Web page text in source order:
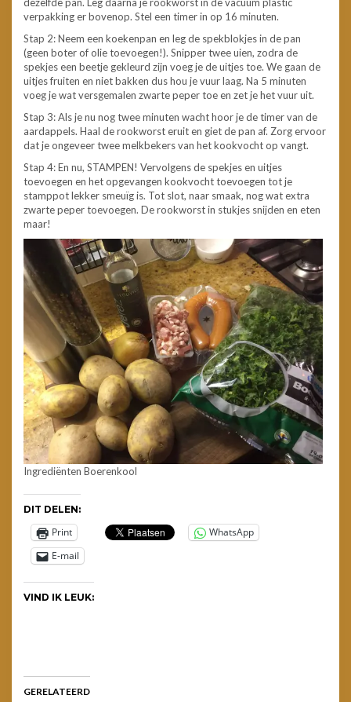
dezelfde pan. Leg daarna je rookworst in de vacuüm plastic
verpakking er bovenop. Stel een timer in op 16 minuten.
Stap 2: Neem een koekenpan en leg de spekblokjes in de pan
(geen boter of olie toevoegen!). Snipper twee uien, zodra de
spekjes een beetje gekleurd zijn voeg je de uitjes toe. We gaan de
uitjes fruiten en niet bakken dus hou je vuur laag. Na 5 minuten
voeg je wat versgemalen zwarte peper toe en zet je het vuur uit.
Stap 3: Als je nu nog twee minuten wacht hoor je de timer van de
aardappels. Haal de rookworst eruit en giet de pan af. Zorg ervoor
dat je ongeveer twee melkbekers van het kookvocht op vangt.
Stap 4: En nu, STAMPEN! Vervolgens de spekjes en uitjes
toevoegen en het opgevangen kookvocht toevoegen tot je
stamppot lekker smeuïg is. Tot slot, naar smaak, nog wat extra
zwarte peper toevoegen. De rookworst in stukjes snijden en eten
maar!
Ingrediënten Boerenkool
DIT DELEN:
Print
WhatsApp
E-mail
VIND IK LEUK:
GERELATEERD